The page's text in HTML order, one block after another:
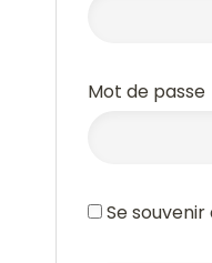
Mot de passe
Se